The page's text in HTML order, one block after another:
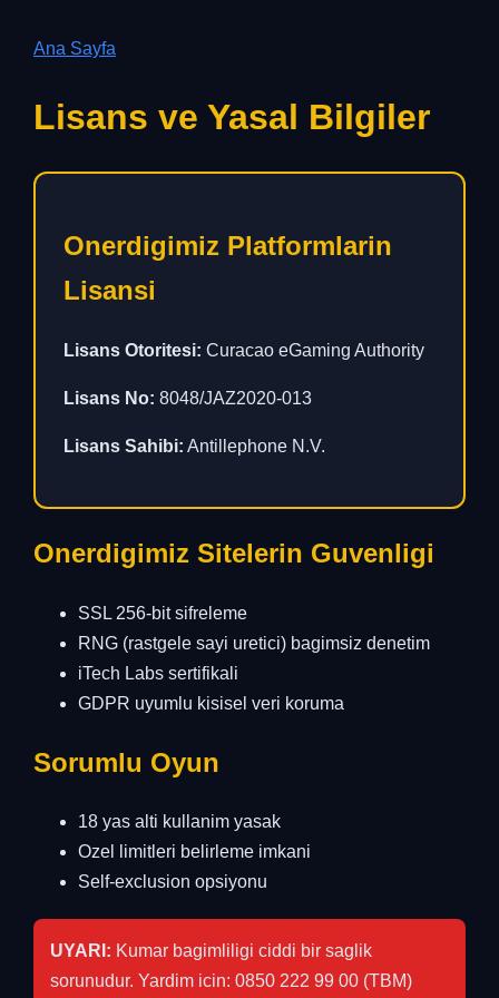
Ana Sayfa
Lisans ve Yasal Bilgiler
Onerdigimiz Platformlarin
Lisansi
Lisans Otoritesi: Curacao eGaming Authority
Lisans No: 8048/JAZ2020-013
Lisans Sahibi: Antillephone N.V.
Onerdigimiz Sitelerin Guvenligi
SSL 256-bit sifreleme
RNG (rastgele sayi uretici) bagimsiz denetim
iTech Labs sertifikali
GDPR uyumlu kisisel veri koruma
Sorumlu Oyun
18 yas alti kullanim yasak
Ozel limitleri belirleme imkani
Self-exclusion opsiyonu
UYARI: Kumar bagimliligi ciddi bir saglik
sorunudur. Yardim icin: 0850 222 99 00 (TBM)